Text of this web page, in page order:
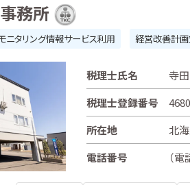
務所
ニタリング情報サービス利用 経営改善計
税理士氏名
寺
税理士登録番号
所在地
北
電話番号
（電